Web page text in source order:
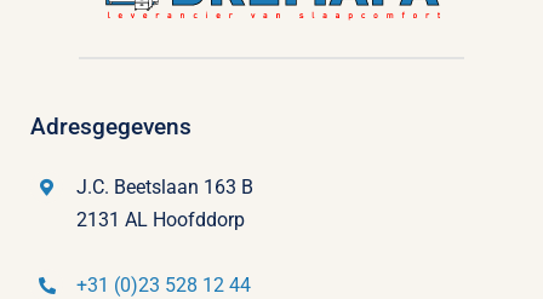
Adresgegevens
J.C. Beetslaan 163 B
2131 AL Hoofddorp
+31 (0)23 528 12 44